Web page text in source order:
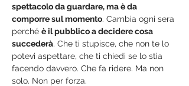
spettacolo da guardare, ma è da
comporre sul momento. Cambia ogni sera
perché è il pubblico a decidere cosa
succederà. Che ti stupisce, che non te lo
potevi aspettare, che ti chiedi se lo stia
facendo davvero. Che fa ridere. Ma non
solo. Non per forza.